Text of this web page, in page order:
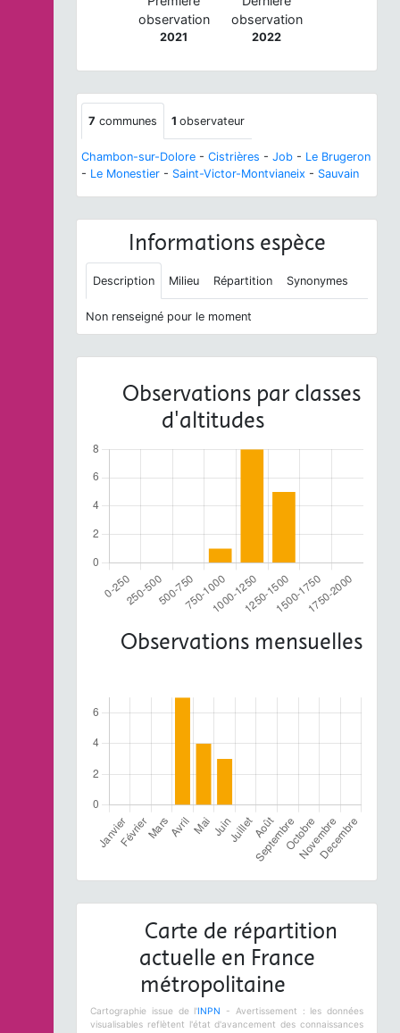
observation
2021
observation
2022
7 communes 1 observateur
Chambon-sur-Dolore - Cistrières - Job - Le Brugeron
- Le Monestier - Saint-Victor-Montvianeix - Sauvain
Informations espèce
Description Milieu Répartition Synonymes
Non renseigné pour le moment
Observations par classes
d'altitudes
Observations mensuelles
Carte de répartition
actuelle en France
métropolitaine
Cartographie issue de l'INPN
- Avertissement : les données
visualisables reflètent l'état d'avancement des connaissances